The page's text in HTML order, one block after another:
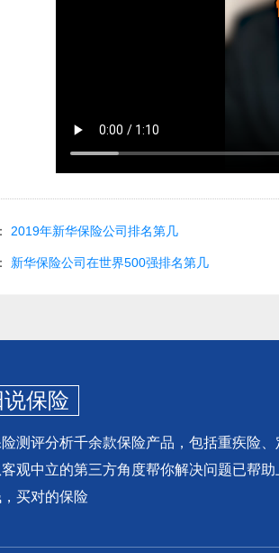
2019年新华保险公司排名第几
新华保险公司在世界500强排名第几
保险
测评分析千余款保险产品，包括重疾险、
观中立的第三方角度帮你解决问题已帮
买对的保险